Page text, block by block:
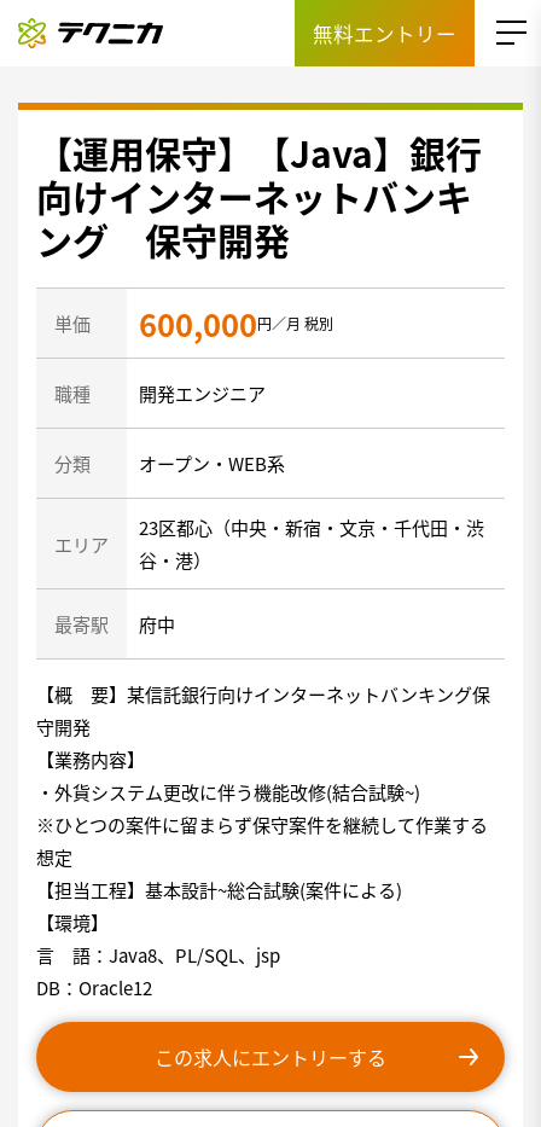
無料エントリー
【運用保守】【Java】銀行
向けインターネットバンキ
ング 保守開発
単価 600,000円／月 税別
職種 開発エンジニア
分類 オープン・WEB系
エリア
23区都心（中央・新宿・文京・千代田・渋
谷・港）
最寄駅 府中
【概 要】某信託銀行向けインターネットバンキング保
守開発
【業務内容】
・外貨システム更改に伴う機能改修(結合試験~)
※ひとつの案件に留まらず保守案件を継続して作業する
想定
【担当工程】基本設計~総合試験(案件による)
【環境】
言 語：Java8、PL/SQL、jsp
DB：Oracle12
この求人にエントリーする